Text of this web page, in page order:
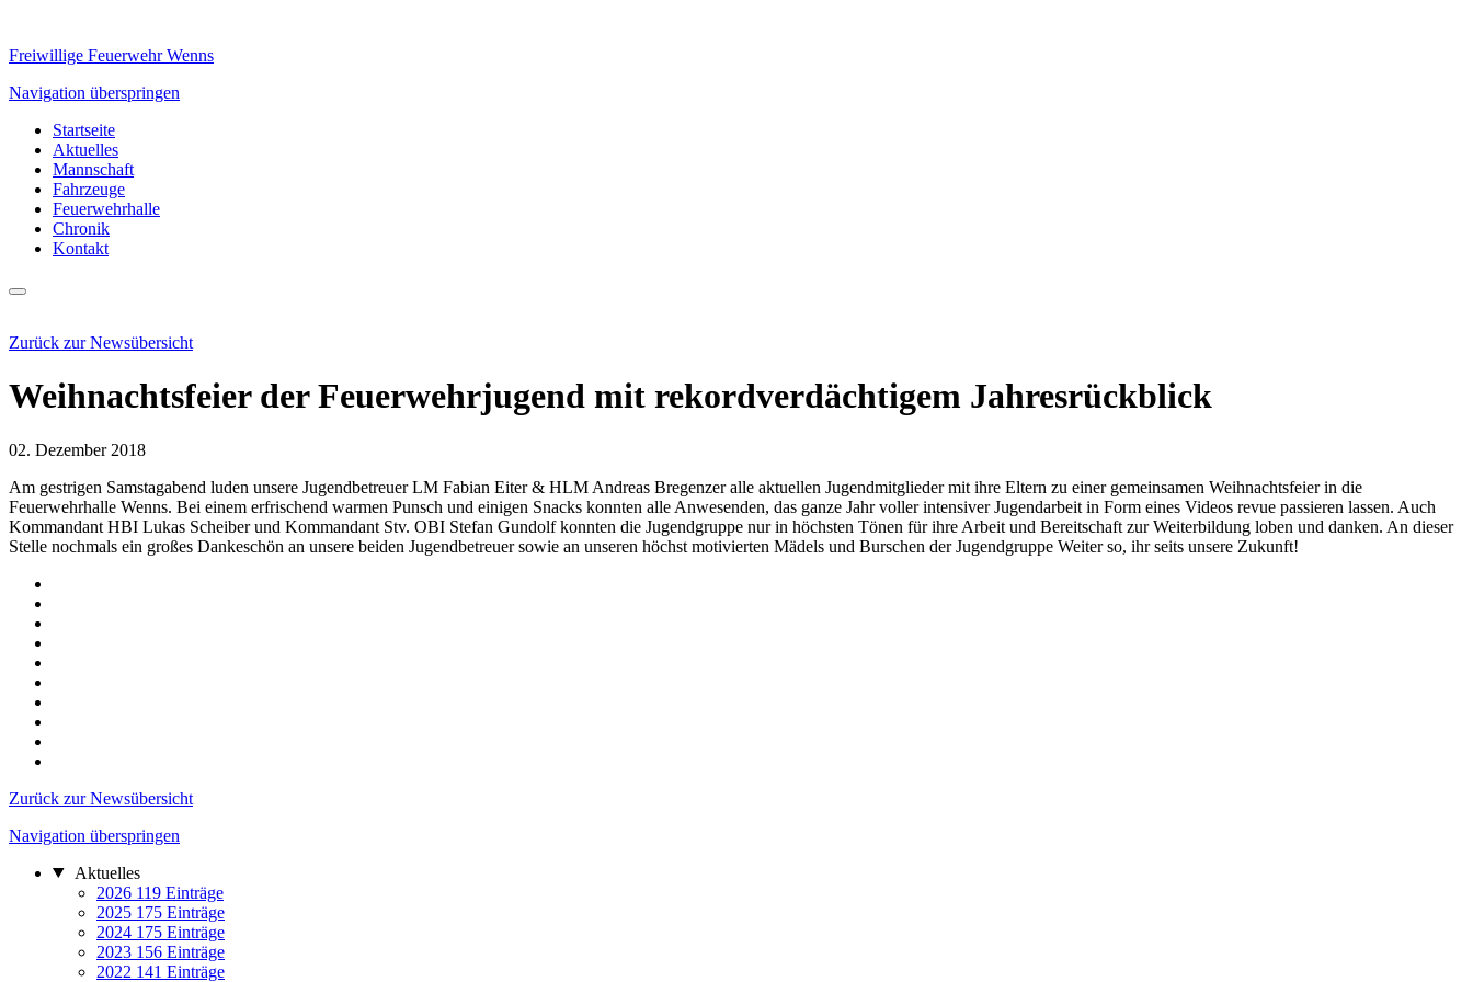
Freiwillige Feuerwehr Wenns
Navigation überspringen
Startseite
Aktuelles
Mannschaft
Fahrzeuge
Feuerwehrhalle
Chronik
Kontakt
Zurück zur Newsübersicht
Weihnachtsfeier der Feuerwehrjugend mit rekordverdächtigem Jahresrückblick
02. Dezember 2018
Am gestrigen Samstagabend luden unsere Jugendbetreuer LM Fabian Eiter & HLM Andreas Bregenzer alle aktuellen Jugendmitglieder mit ihre Eltern zu einer gemeinsamen Weihnachtsfeier in die
Feuerwehrhalle Wenns. Bei einem erfrischend warmen Punsch und einigen Snacks konnten alle Anwesenden, das ganze Jahr voller intensiver Jugendarbeit in Form eines Videos revue passieren lassen. Auch
Kommandant HBI Lukas Scheiber und Kommandant Stv. OBI Stefan Gundolf konnten die Jugendgruppe nur in höchsten Tönen für ihre Arbeit und Bereitschaft zur Weiterbildung loben und danken. An dieser
Stelle nochmals ein großes Dankeschön an unsere beiden Jugendbetreuer sowie an unseren höchst motivierten Mädels und Burschen der Jugendgruppe Weiter so, ihr seits unsere Zukunft!
Zurück zur Newsübersicht
Navigation überspringen
Aktuelles
2026 119 Einträge
2025 175 Einträge
2024 175 Einträge
2023 156 Einträge
2022 141 Einträge